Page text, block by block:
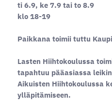
ti 6.9, ke 7.9 tai to 8.9
klo 18-19
Paikkana toimii tuttu
Lasten Hiihtokoulussa
tapahtuu pääasiassa
Aikuisten Hiihtokoulussa
ylläpitämiseen.